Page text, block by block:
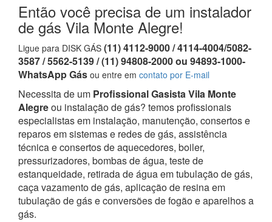
Então você precisa de um instalador
de gás Vila Monte Alegre!
Ligue para DISK GÁS (11) 4112-9000 / 4114-4004/5082-
3587 / 5562-5139 / (11) 94808-2000 ou 94893-1000-
WhatsApp Gás ou entre em contato por E-mail
Necessita de um Profissional Gasista Vila Monte
Alegreou instalação de gás? temos profissionais
especialistas em instalação, manutenção, consertos e
reparos em sistemas e redes de gás, assistência
técnica e consertos de aquecedores, boiler,
pressurizadores, bombas de água, teste de
estanqueidade, retirada de água em tubulação de gás,
caça vazamento de gás, aplicação de resina em
tubulação de gás e conversões de fogão e aparelhos a
gás.